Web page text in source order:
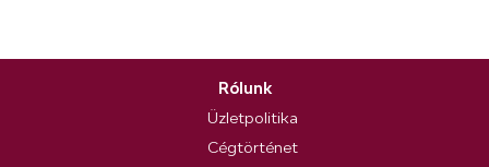
Rólunk
Üzletpolitika
Cégtörténet